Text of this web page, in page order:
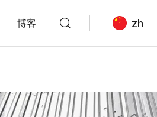
博客 zh